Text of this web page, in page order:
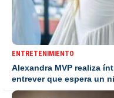
ENTRETENIMIENTO
Alexandra MVP realiza
entrever que espera un